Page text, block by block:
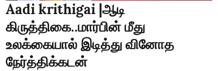
Aadi krithigai |ஆடி
கிருத்திகை..மார்பின் மீது
உலக்கையால் இடித்து வினோத
நேர்த்திக்கடன்